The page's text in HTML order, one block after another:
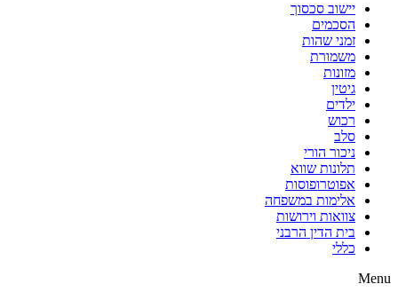
יישוב סכסוך
הסכמים
זמני שהות
משמורת
מזונות
גיטין
ילדים
רכוש
סלב
ניכור הורי
תלונות שווא
אפוטרופוסות
אלימות במשפחה
צוואות וירושות
בית הדין הרבני
כללי
Menu